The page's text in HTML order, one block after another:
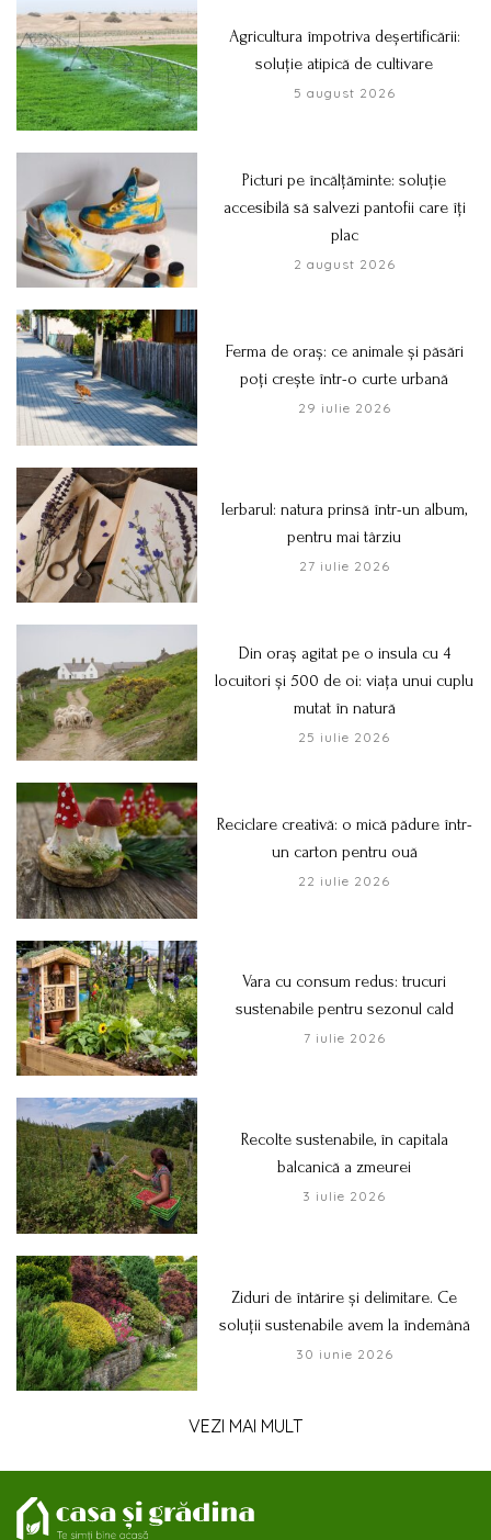
Agricultura împotriva deșertificării:
soluție atipică de cultivare
5 august 2026
Picturi pe încălțăminte: soluție
accesibilă să salvezi pantofii care îți
plac
2 august 2026
Ferma de oraș: ce animale și păsări
poți crește într-o curte urbană
29 iulie 2026
Ierbarul: natura prinsă într-un album,
pentru mai târziu
27 iulie 2026
Din oraș agitat pe o insula cu 4
locuitori și 500 de oi: viața unui cuplu
mutat în natură
25 iulie 2026
Reciclare creativă: o mică pădure într-
un carton pentru ouă
22 iulie 2026
Vara cu consum redus: trucuri
sustenabile pentru sezonul cald
7 iulie 2026
Recolte sustenabile, în capitala
balcanică a zmeurei
3 iulie 2026
Ziduri de întărire și delimitare. Ce
soluții sustenabile avem la îndemână
30 iunie 2026
VEZI MAI MULT